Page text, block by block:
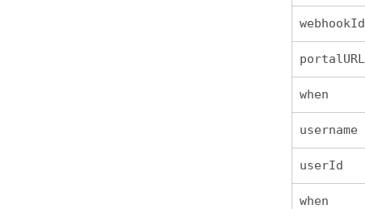
webhookId
portalURL
when
username
userId
when